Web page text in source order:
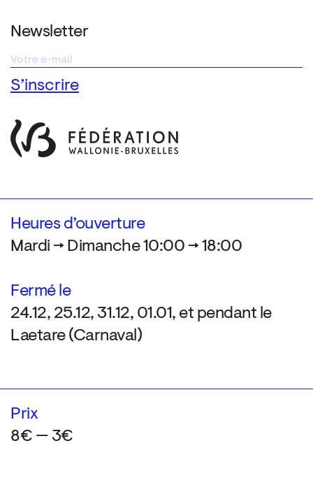
Newsletter
Heures d’ouverture
Mardi → Dimanche 10:00 → 18:00
Fermé le
24.12, 25.12, 31.12, 01.01, et pendant le
Laetare (Carnaval)
Prix
8€ — 3€